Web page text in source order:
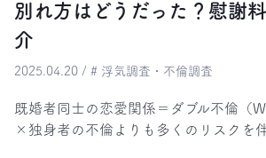
別れ方はどうだった？慰謝
介
2025.04.20 / # 浮気調査・不倫調査
既婚者同士の恋愛関係＝ダブル不倫（
×独身者の不倫よりも多くのリスクを